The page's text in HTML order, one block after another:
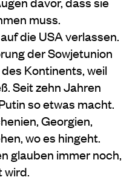
muss.
die USA verlassen.
der Sowjetunion
Kontinents, weil
Seit zehn Jahren
so etwas macht.
Georgien,
wo es hingeht.
glauben immer noch,
wird.